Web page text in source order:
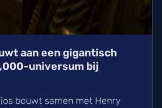
aan een gigantisch
universum bij
bouwt samen met Henry